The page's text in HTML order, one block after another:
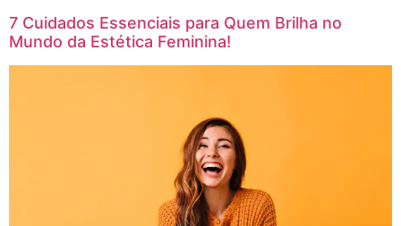
7 Cuidados Essenciais para Quem Brilha no
Mundo da Estética Feminina!